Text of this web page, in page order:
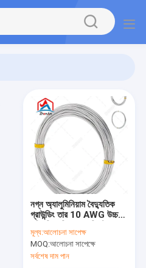
নগ্ন অ্যালুমিনিয়াম বৈদ্যুতিক
গ্রাউন্ডিং তার 10 AWG উচ্চ
জন্য অপরিবাহী
মূল্য:আলোচনা সাপেক্ষ
MOQ:আলোচনা সাপেক্ষে
সর্বশেষ দাম পান